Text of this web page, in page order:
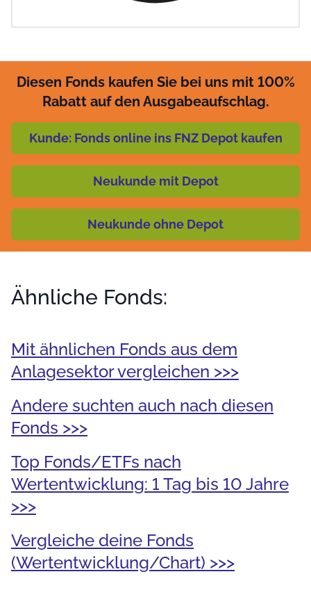
Diesen Fonds kaufen Sie bei uns mit 100%
Rabatt auf den Ausgabeaufschlag.
Kunde: Fonds online ins FNZ Depot kaufen
Neukunde mit Depot
Neukunde ohne Depot
Ähnliche Fonds:
Mit ähnlichen Fonds aus dem
Anlagesektor vergleichen >>>
Andere suchten auch nach diesen
Fonds >>>
Top Fonds/ETFs nach
Wertentwicklung: 1 Tag bis 10 Jahre
>>>
Vergleiche deine Fonds
(Wertentwicklung/Chart) >>>